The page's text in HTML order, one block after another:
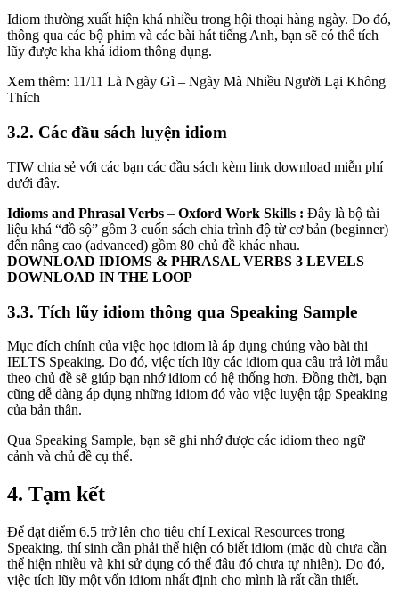
Idiom thường xuất hiện khá nhiều trong hội thoại hàng ngày. Do đó,
thông qua các bộ phim và các bài hát tiếng Anh, bạn sẽ có thể tích
lũy được kha khá idiom thông dụng.
Xem thêm: 11/11 Là Ngày Gì – Ngày Mà Nhiều Người Lại Không
Thích
3.2. Các đầu sách luyện idiom
TIW chia sẻ với các bạn các đầu sách kèm link download miễn phí
dưới đây.
Idioms and Phrasal Verbs – Oxford Work Skills : Đây là bộ tài
liệu khá “đồ sộ” gồm 3 cuốn sách chia trình độ từ cơ bản (beginner)
đến nâng cao (advanced) gồm 80 chủ đề khác nhau.
DOWNLOAD IDIOMS & PHRASAL VERBS 3 LEVELS
DOWNLOAD IN THE LOOP
3.3. Tích lũy idiom thông qua Speaking Sample
Mục đích chính của việc học idiom là áp dụng chúng vào bài thi
IELTS Speaking. Do đó, việc tích lũy các idiom qua câu trả lời mẫu
theo chủ đề sẽ giúp bạn nhớ idiom có hệ thống hơn. Đồng thời, bạn
cũng dễ dàng áp dụng những idiom đó vào việc luyện tập Speaking
của bản thân.
Qua Speaking Sample, bạn sẽ ghi nhớ được các idiom theo ngữ
cảnh và chủ đề cụ thể.
4. Tạm kết
Để đạt điểm 6.5 trở lên cho tiêu chí Lexical Resources trong
Speaking, thí sinh cần phải thể hiện có biết idiom (mặc dù chưa cần
thể hiện nhiều và khi sử dụng có thể đâu đó chưa tự nhiên). Do đó,
việc tích lũy một vốn idiom nhất định cho mình là rất cần thiết.